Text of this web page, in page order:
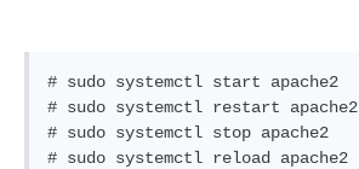
# sudo systemctl start apache2
# sudo systemctl restart apache2
# sudo systemctl stop apache2
# sudo systemctl reload apache2